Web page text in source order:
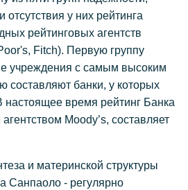
отсутствия у них рейтинга
рейтинговых агентств
Fitch). Первую группу
учреждения с самым высоким
составляют банки, у которых
настоящее время рейтинг Банка
Moody’s, составляет
и материнской структуры
Санпаоло - регулярно